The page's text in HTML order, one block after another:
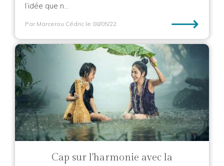
l’idée que n...
Par Marcerou Cédric le 08/05/22 ⟶
Cap sur l'harmonie avec la